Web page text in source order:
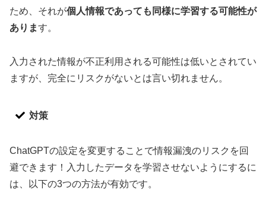
ため、それが個人情報であっても同様に学習する可能性が
あります。
入力された情報が不正利用される可能性は低いとされてい
ますが、完全にリスクがないとは言い切れません。
対策
ChatGPTの設定を変更することで情報漏洩のリスクを回
避できます！入力したデータを学習させないようにするに
は、以下の3つの方法が有効です。